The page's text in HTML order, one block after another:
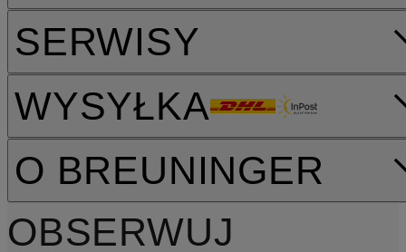
SERWISY
WYSYŁKA
O BREUNINGER
OBSERWUJ